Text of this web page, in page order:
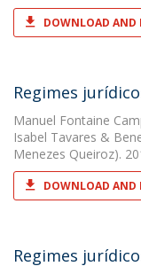
DOWNLOAD AND
Regimes
Manuel Fontaine
Isabel Tavares &
Menezes Queiroz).
DOWNLOAD AND
Regimes